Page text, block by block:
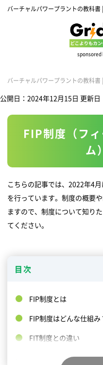
バーチャルパワープラントの教科
sponsored
バーチャルパワープラントの教科
公開日：2024年12月15日 更新日
FIP制度（フ
ム
こちらの記事では、2022年4
を行っています。制度の概要
ますので、制度について知り
てください。
目次
FIP制度とは
FIP制度はどんな仕組み
FIT制度との違い
FIP制度のメリットと